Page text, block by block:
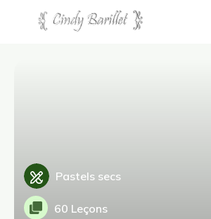
Pastels secs
60 Leçons